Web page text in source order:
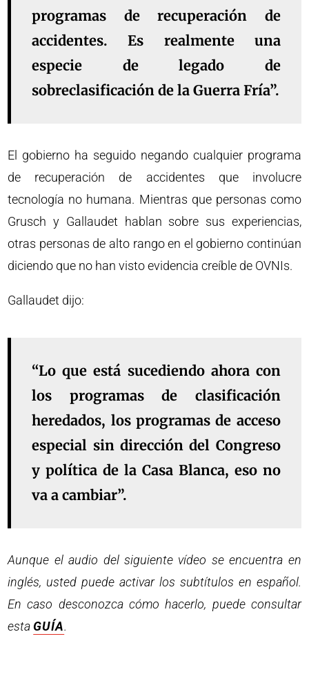
programas de recuperación de
accidentes. Es realmente una
especie de legado de
sobreclasificación de la Guerra Fría”.
El gobierno ha seguido negando cualquier programa
de recuperación de accidentes que involucre
tecnología no humana. Mientras que personas como
Grusch y Gallaudet hablan sobre sus experiencias,
otras personas de alto rango en el gobierno continúan
diciendo que no han visto evidencia creíble de OVNIs.
Gallaudet dijo:
“Lo que está sucediendo ahora con
los programas de clasificación
heredados, los programas de acceso
especial sin dirección del Congreso
y política de la Casa Blanca, eso no
va a cambiar”.
Aunque el audio del siguiente vídeo se encuentra en
inglés, usted puede activar los subtítulos en español.
En caso desconozca cómo hacerlo, puede consultar
esta GUÍA.